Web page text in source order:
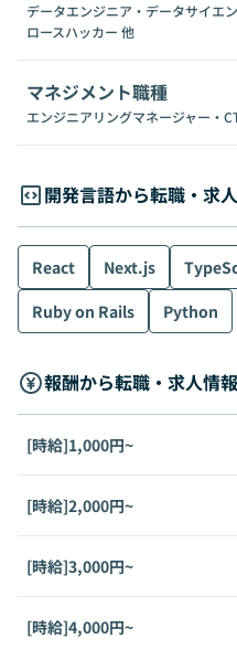
データエンジニア・データサイエ
ロースハッカー 他
マネジメント職種
エンジニアリングマネージャー・
開発言語から転職・求
React Next.js
Ruby on Rails
Python
報酬から転職・求人情
[時給]1,000円~
[時給]2,000円~
[時給]3,000円~
[時給]4,000円~